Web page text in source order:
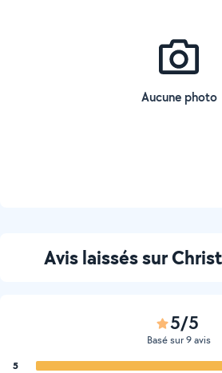
Aucune photo
Avis laissés sur
5/5
Basé sur 9 avis
5